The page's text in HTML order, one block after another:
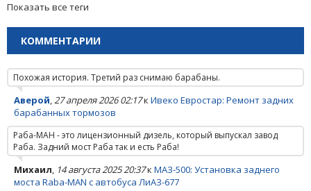
Показать все теги
КОММЕНТАРИИ
Похожая история. Третий раз снимаю барабаны.
Аверой,27 апреля 2026 02:17к Ивеко Евростар: Ремонт задних
барабанных тормозов
Раба-МАН - это лицензионный дизель, который выпускал завод
Раба. Задний мост Раба так и есть Раба!
Михаил, 14 августа 2025 20:37к МАЗ-500: Установка заднего
моста Raba-MAN с автобуса ЛиАЗ-677